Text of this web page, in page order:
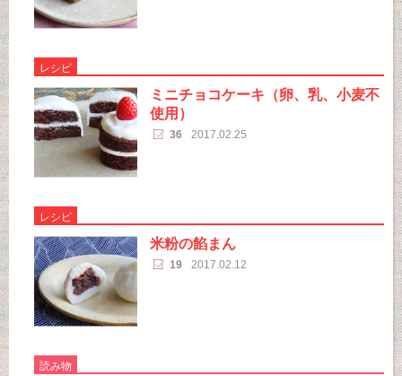
レシピ
ミニチョコケーキ（卵、乳、小麦不
使用）
36 2017.02.25
レシピ
米粉の餡まん
19 2017.02.12
読み物